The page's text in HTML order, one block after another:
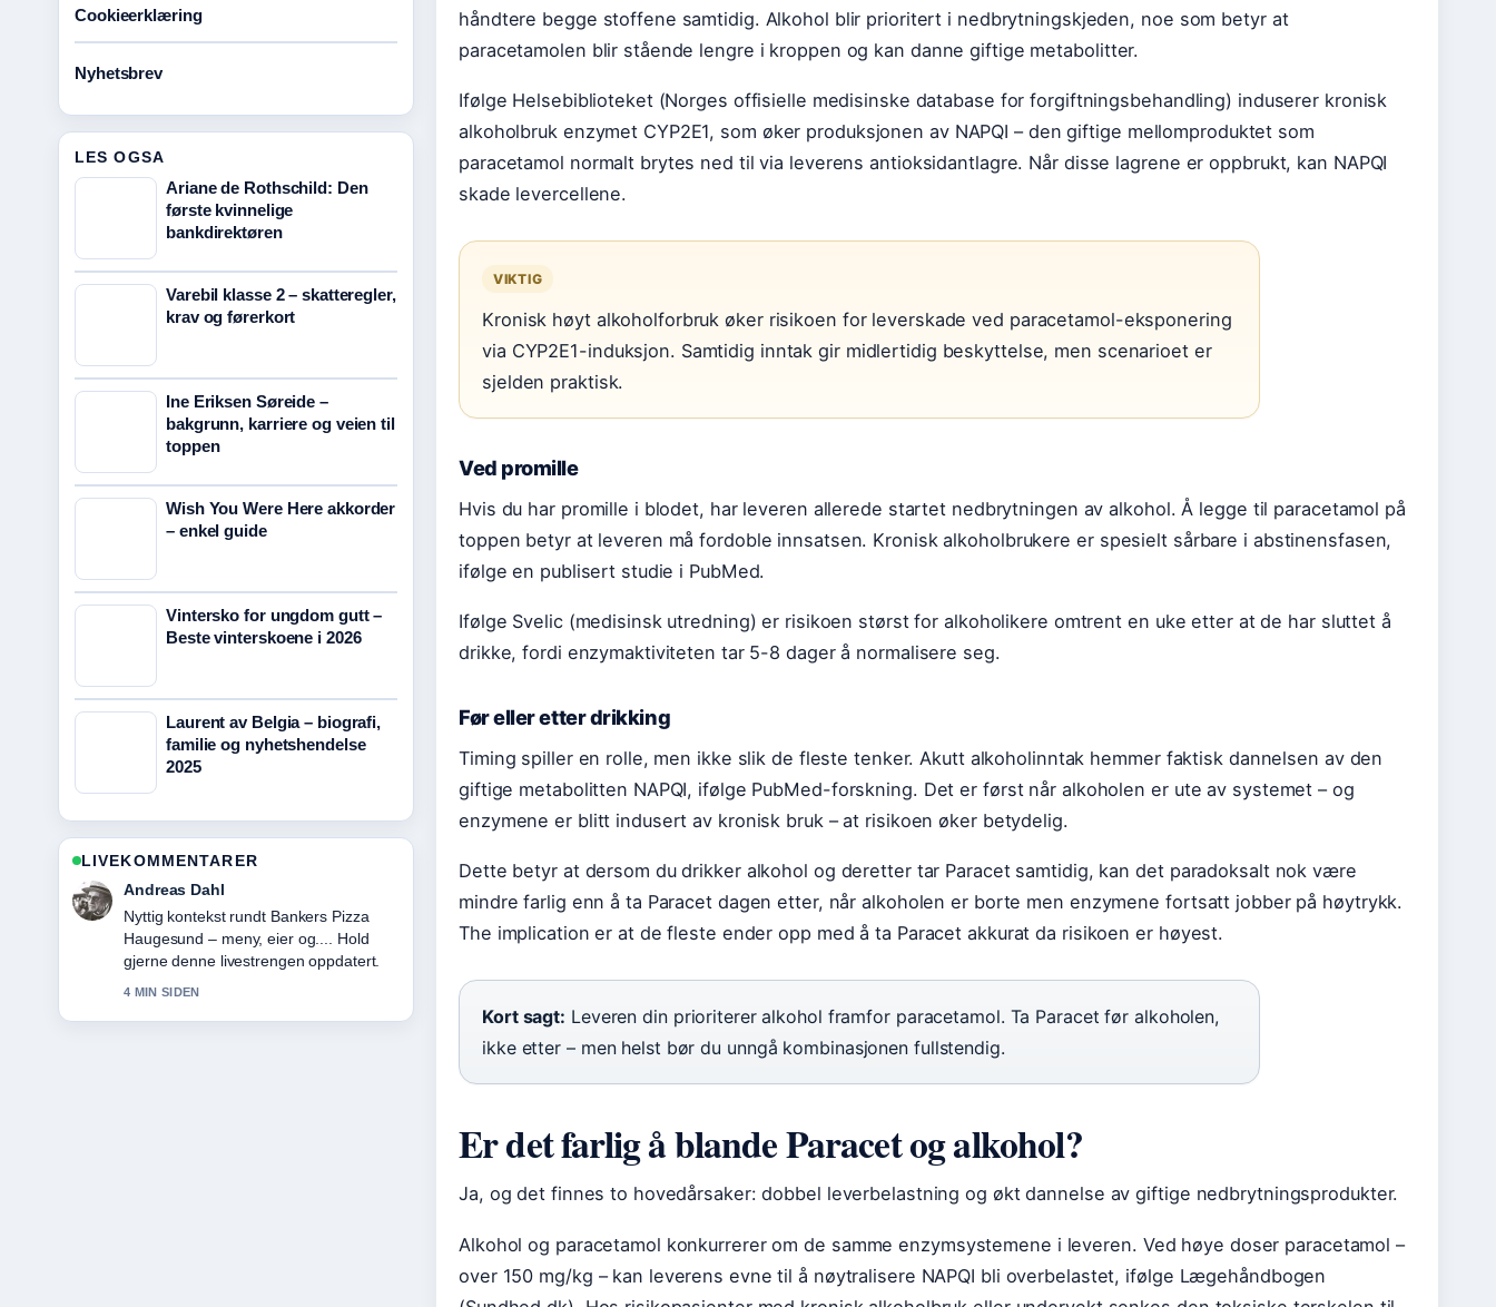
håndtere begge stoffene samtidig. Alkohol blir prioritert i nedbrytningskjeden, noe som betyr at
paracetamolen blir stående lengre i kroppen og kan danne giftige metabolitter.
Ifølge Helsebiblioteket (Norges offisielle medisinske database for forgiftningsbehandling) induserer kronisk
alkoholbruk enzymet CYP2E1, som øker produksjonen av NAPQI – den giftige mellomproduktet som
paracetamol normalt brytes ned til via leverens antioksidantlagre. Når disse lagrene er oppbrukt, kan NAPQI
skade levercellene.
VIKTIG
Kronisk høyt alkoholforbruk øker risikoen for leverskade ved paracetamol-eksponering
via CYP2E1-induksjon. Samtidig inntak gir midlertidig beskyttelse, men scenarioet er
sjelden praktisk.
Ved promille
Hvis du har promille i blodet, har leveren allerede startet nedbrytningen av alkohol. Å legge til paracetamol på
toppen betyr at leveren må fordoble innsatsen. Kronisk alkoholbrukere er spesielt sårbare i abstinensfasen,
ifølge en publisert studie i PubMed.
Ifølge Svelic (medisinsk utredning) er risikoen størst for alkoholikere omtrent en uke etter at de har sluttet å
drikke, fordi enzymaktiviteten tar 5-8 dager å normalisere seg.
Før eller etter drikking
Timing spiller en rolle, men ikke slik de fleste tenker. Akutt alkoholinntak hemmer faktisk dannelsen av den
giftige metabolitten NAPQI, ifølge PubMed-forskning. Det er først når alkoholen er ute av systemet – og
enzymene er blitt indusert av kronisk bruk – at risikoen øker betydelig.
Dette betyr at dersom du drikker alkohol og deretter tar Paracet samtidig, kan det paradoksalt nok være
mindre farlig enn å ta Paracet dagen etter, når alkoholen er borte men enzymene fortsatt jobber på høytrykk.
The implication er at de fleste ender opp med å ta Paracet akkurat da risikoen er høyest.
Kort sagt: Leveren din prioriterer alkohol framfor paracetamol. Ta Paracet før alkoholen,
ikke etter – men helst bør du unngå kombinasjonen fullstendig.
Er det farlig å blande Paracet og alkohol?
Ja, og det finnes to hovedårsaker: dobbel leverbelastning og økt dannelse av giftige nedbrytningsprodukter.
Alkohol og paracetamol konkurrerer om de samme enzymsystemene i leveren. Ved høye doser paracetamol –
over 150 mg/kg – kan leverens evne til å nøytralisere NAPQI bli overbelastet, ifølge Lægehåndbogen
Cookieerklæring
Nyhetsbrev
LES OGSA
Ariane de Rothschild: Den
første kvinnelige
bankdirektøren
Varebil klasse 2 – skatteregler,
krav og førerkort
Ine Eriksen Søreide –
bakgrunn, karriere og veien til
toppen
Wish You Were Here akkorder
– enkel guide
Vintersko for ungdom gutt –
Beste vinterskoene i 2026
Laurent av Belgia – biografi,
familie og nyhetshendelse
2025
LIVEKOMMENTARER
Sara Lind
Dekningen av Rollebesetningen i Pørni:
Skuespillere og karakterer oppleves
solid og lett a folge.
6 MIN SIDEN